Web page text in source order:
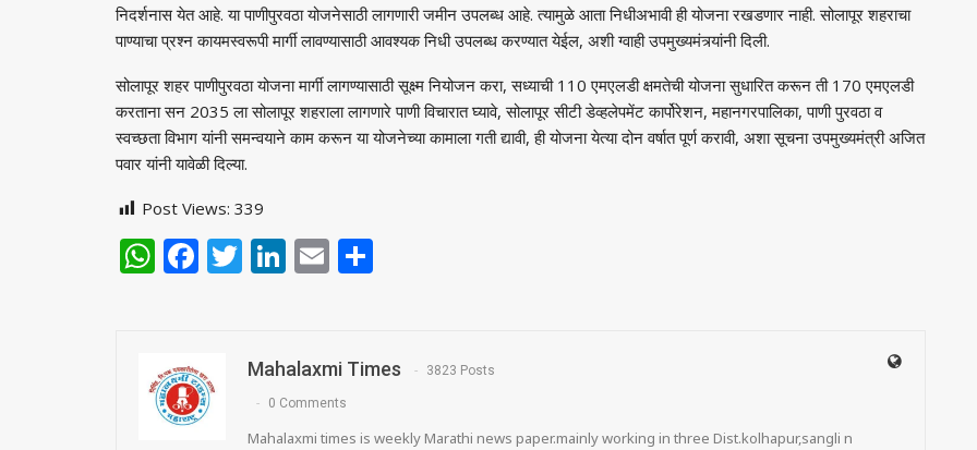
निदर्शनास येत आहे. या पाणीपुरवठा योजनेसाठी लागणारी जमीन उपलब्ध आहे. त्यामुळे आता निधीअभावी ही योजना रखडणार नाही. सोलापूर शहराचा
पाण्याचा प्रश्न कायमस्वरूपी मार्गी लावण्यासाठी आवश्यक निधी उपलब्ध करण्यात येईल, अशी ग्वाही उपमुख्यमंत्र्यांनी दिली.
सोलापूर शहर पाणीपुरवठा योजना मार्गी लागण्यासाठी सूक्ष्म नियोजन करा,सध्याची 110 एमएलडी क्षमतेची योजना सुधारित करून ती 170 एमएलडी
करताना सन 2035 ला सोलापूर शहराला लागणारे पाणी विचारात घ्यावे,सोलापूर सीटी डेव्हलेपमेंट कार्पोरेशन,महानगरपालिका,पाणी पुरवठा व
स्वच्छता विभाग यांनी समन्वयाने काम करून या योजनेच्या कामाला गती द्यावी,ही योजना येत्या दोन वर्षात पूर्ण करावी, अशा सूचना उपमुख्यमंत्री अजित
पवार यांनी यावेळी दिल्या.
Post Views: 339
WhatsApp
Facebook
Twitter
LinkedIn
Email
Mahalaxmi Times 3823 Posts
0 Comments
Mahalaxmi times is weekly Marathi news paper.mainly working in three Dist.kolhapur,sangli n